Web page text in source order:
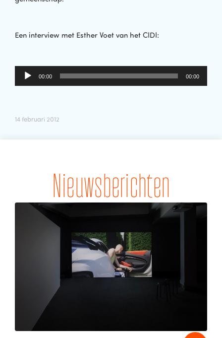
Een interview met Esther Voet van het CIDI:
Audiospeler
00:00 00:00
14 februari 2012
Nieuwsberichten